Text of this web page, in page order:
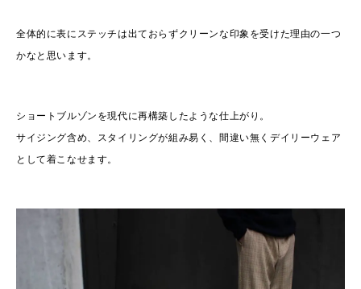
全体的に表にステッチは出ておらずクリーンな印象を受けた理由の一つ
かなと思います。
ショートブルゾンを現代に再構築したような仕上がり。
サイジング含め、スタイリングが組み易く、間違い無くデイリーウェア
として着こなせます。